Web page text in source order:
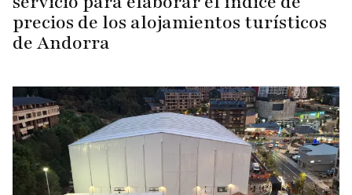
precios de los alojamientos turísticos
de Andorra